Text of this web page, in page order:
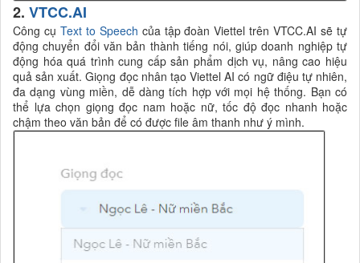
2. VTCC.AI
Công cụ Text to Speech của tập đoàn Viettel trên VTCC.AI sẽ tự
động chuyển đổi văn bản thành tiếng nói, giúp doanh nghiệp tự
động hóa quá trình cung cấp sản phẩm dịch vụ, nâng cao hiệu
quả sản xuất. Giọng đọc nhân tạo Viettel AI có ngữ điệu tự nhiên,
đa dạng vùng miền, dễ dàng tích hợp với mọi hệ thống. Bạn có
thể lựa chọn giọng đọc nam hoặc nữ, tốc độ đọc nhanh hoặc
chậm theo văn bản để có được file âm thanh như ý mình.